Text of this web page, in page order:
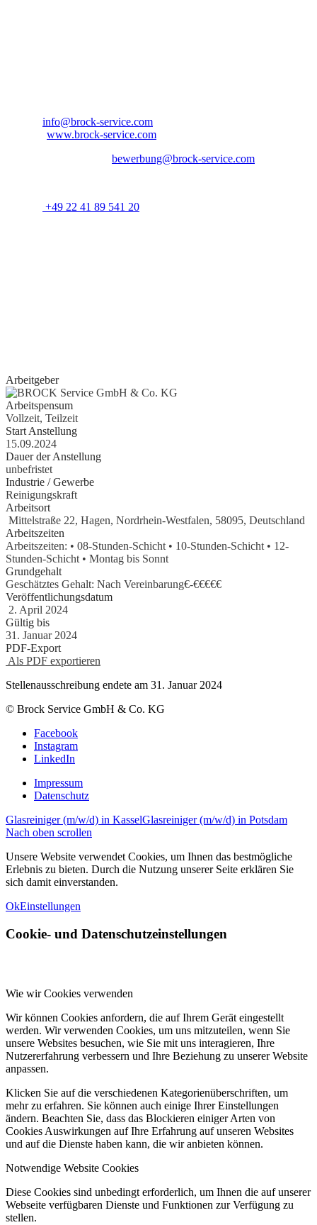
info@brock-service.com
www.brock-service.com
bewerbung@brock-service.com
+49 22 41 89 541 20
Arbeitgeber
Arbeitspensum
Vollzeit, Teilzeit
Start Anstellung
15.09.2024
Dauer der Anstellung
unbefristet
Industrie / Gewerbe
Reinigungskraft
Arbeitsort
Mittelstraße 22, Hagen, Nordrhein-Westfalen, 58095, Deutschland
Arbeitszeiten
Arbeitszeiten: • 08-Stunden-Schicht • 10-Stunden-Schicht • 12-
Stunden-Schicht • Montag bis Sonnt
Grundgehalt
Geschätztes Gehalt: Nach Vereinbarung€-€€€€€
Veröffentlichungsdatum
2. April 2024
Gültig bis
31. Januar 2024
PDF-Export
Als PDF exportieren
Stellenausschreibung endete am 31. Januar 2024
© Brock Service GmbH & Co. KG
Facebook
Instagram
LinkedIn
Impressum
Datenschutz
Glasreiniger (m/w/d) in KasselGlasreiniger (m/w/d) in Potsdam
Nach oben scrollen
Unsere Website verwendet Cookies, um Ihnen das bestmögliche
Erlebnis zu bieten. Durch die Nutzung unserer Seite erklären Sie
sich damit einverstanden.
OkEinstellungen
Cookie- und Datenschutzeinstellungen
Wie wir Cookies verwenden
Wir können Cookies anfordern, die auf Ihrem Gerät eingestellt
werden. Wir verwenden Cookies, um uns mitzuteilen, wenn Sie
unsere Websites besuchen, wie Sie mit uns interagieren, Ihre
Nutzererfahrung verbessern und Ihre Beziehung zu unserer Website
anpassen.
Klicken Sie auf die verschiedenen Kategorienüberschriften, um
mehr zu erfahren. Sie können auch einige Ihrer Einstellungen
ändern. Beachten Sie, dass das Blockieren einiger Arten von
Cookies Auswirkungen auf Ihre Erfahrung auf unseren Websites
und auf die Dienste haben kann, die wir anbieten können.
Notwendige Website Cookies
Diese Cookies sind unbedingt erforderlich, um Ihnen die auf unserer
Webseite verfügbaren Dienste und Funktionen zur Verfügung zu
stellen.